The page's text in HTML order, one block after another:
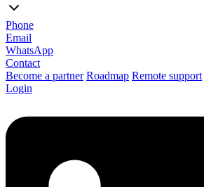
Phone
Email
WhatsApp
Contact
Become a partner Roadmap Remote support
Login